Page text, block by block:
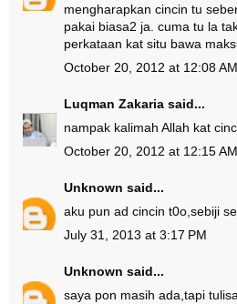
mengharapkan cincin tu
pakai biasa2 ja. cuma tu la
perkataan kat situ bawa
October 20, 2012 at 12:08 AM
Luqman Zakaria said...
nampak kalimah Allah kat
October 20, 2012 at 12:15 AM
Unknown said...
aku pun ad cincin t0o,sebiji
July 31, 2013 at 3:17 PM
Unknown said...
saya pon masih ada,tapi